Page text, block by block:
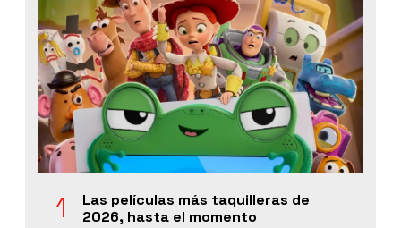
Las películas más taquilleras de
2026, hasta el momento